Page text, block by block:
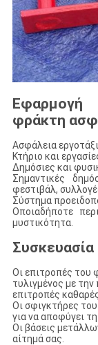
Εφαρμογή
φράκτη
Ασφάλεια
Κτήριο και
Δημόσιες και
Σημαντικές
φεστιβάλ,
Σύστημα
Οποιαδήποτε
μυστικότητα.
Συσκευασία
Οι επιτροπές του
τυλιγμένος με την
επιτροπές
Οι σφιγκτήρες
για να αποφύγει
Οι βάσεις
αίτημά σας.